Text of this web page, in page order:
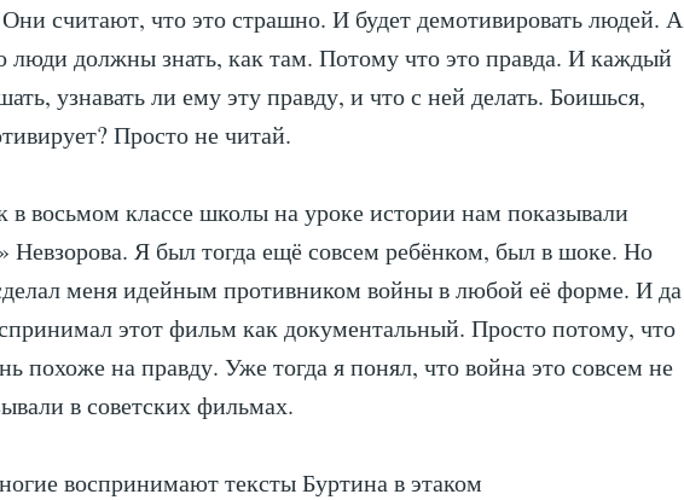
считают, что это страшно. И будет демотивировать людей. А
люди должны знать, как там. Потому что это правда. И каждый
узнавать ли ему эту правду, и что с ней делать. Боишься,
Просто не читай.
восьмом классе школы на уроке истории нам показывали
Невзорова. Я был тогда ещё совсем ребёнком, был в шоке. Но
меня идейным противником войны в любой её форме. И да
этот фильм как документальный. Просто потому, что
похоже на правду. Уже тогда я понял, что война это совсем не
в советских фильмах.
воспринимают тексты Буртина в этаком